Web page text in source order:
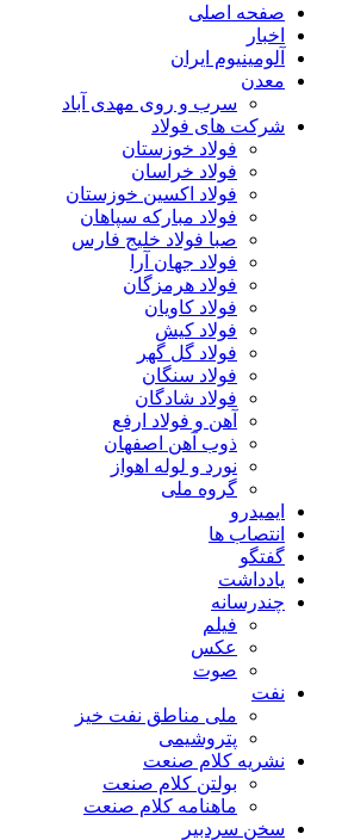
صفحه اصلی
اخبار
آلومینیوم ایران
معدن
سرب و روی مهدی آباد
شرکت های فولاد
فولاد خوزستان
فولاد خراسان
فولاد اکسین خوزستان
فولاد مبارکه سپاهان
صبا فولاد خلیج فارس
فولاد جهان آرا
فولاد هرمزگان
فولاد کاویان
فولاد کیش
فولاد گل گهر
فولاد سنگان
فولاد شادگان
آهن و فولاد ارفع
ذوب آهن اصفهان
نورد و لوله اهواز
گروه ملی
ایمیدرو
انتصاب ها
گفتگو
یادداشت
چندرسانه
فیلم
عکس
صوت
نفت
ملی مناطق نفت خیز
پتروشیمی
نشریه کلام صنعت
بولتن کلام صنعت
ماهنامه کلام صنعت
سخن سردبیر